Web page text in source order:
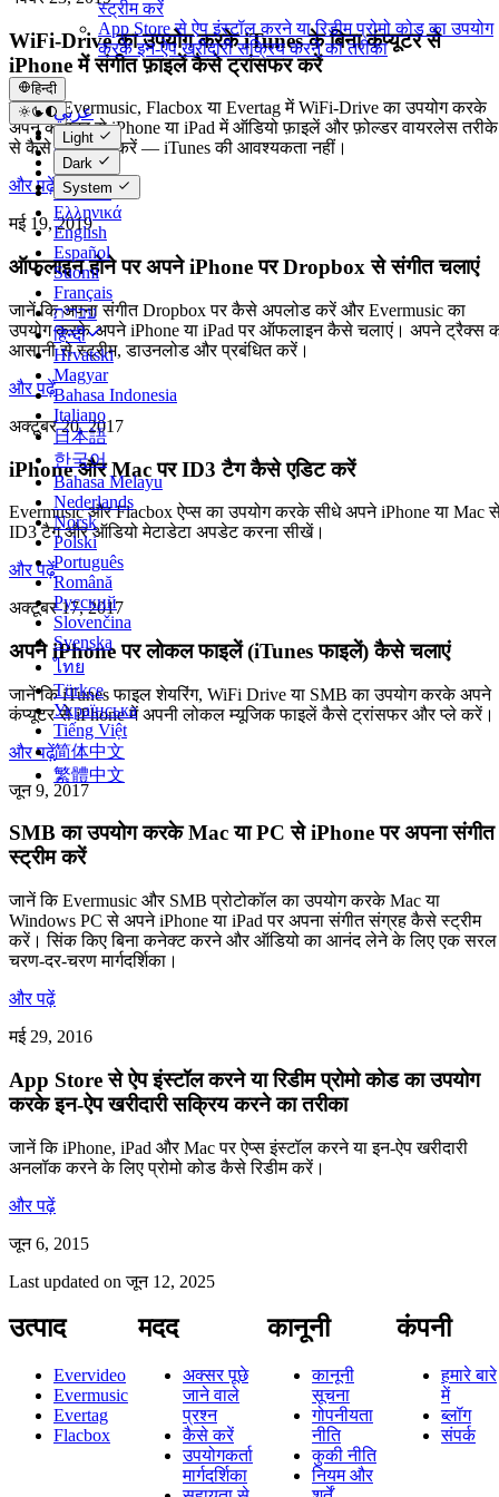
स्ट्रीम करें
App Store से ऐप इंस्टॉल करने या रिडीम प्रोमो कोड का उपयोग
करके इन-ऐप खरीदारी सक्रिय करने का तरीका
हिन्दी
عربي
Català
Čeština
Dansk
Deutsch
Ελληνικά
English
Español
Suomi
Français
עברית
हिन्दी
Hrvatski
Magyar
Bahasa Indonesia
Italiano
日本語
한국어
Bahasa Melayu
Nederlands
Norsk
Polski
Português
Română
Русский
Slovenčina
Svenska
ไทย
Türkçe
Українська
Tiếng Việt
简体中文
繁體中文
Light
Dark
System
WiFi-Drive का उपयोग करके iTunes के बिना कंप्यूटर से
iPhone में संगीत फ़ाइलें कैसे ट्रांसफर करें
जानें कि Evermusic, Flacbox या Evertag में WiFi-Drive का उपयोग करके
अपने कंप्यूटर से iPhone या iPad में ऑडियो फ़ाइलें और फ़ोल्डर वायरलेस तरीके
से कैसे ट्रांसफर करें — iTunes की आवश्यकता नहीं।
और पढ़ें
मई 19, 2019
ऑफलाइन होने पर अपने iPhone पर Dropbox से संगीत चलाएं
जानें कि अपना संगीत Dropbox पर कैसे अपलोड करें और Evermusic का
उपयोग करके अपने iPhone या iPad पर ऑफलाइन कैसे चलाएं। अपने ट्रैक्स
आसानी से स्ट्रीम, डाउनलोड और प्रबंधित करें।
और पढ़ें
अक्टूबर 20, 2017
iPhone और Mac पर ID3 टैग कैसे एडिट करें
Evermusic और Flacbox ऐप्स का उपयोग करके सीधे अपने iPhone या Mac
ID3 टैग और ऑडियो मेटाडेटा अपडेट करना सीखें।
और पढ़ें
अक्टूबर 17, 2017
अपने iPhone पर लोकल फाइलें (iTunes फाइलें) कैसे चलाएं
जानें कि iTunes फाइल शेयरिंग, WiFi Drive या SMB का उपयोग करके अपने
कंप्यूटर से iPhone में अपनी लोकल म्यूजिक फाइलें कैसे ट्रांसफर और प्ले करें।
और पढ़ें
जून 9, 2017
SMB का उपयोग करके Mac या PC से iPhone पर अपना संगीत
स्ट्रीम करें
जानें कि Evermusic और SMB प्रोटोकॉल का उपयोग करके Mac या
Windows PC से अपने iPhone या iPad पर अपना संगीत संग्रह कैसे स्ट्रीम
करें। सिंक किए बिना कनेक्ट करने और ऑडियो का आनंद लेने के लिए एक सरल
चरण-दर-चरण मार्गदर्शिका।
और पढ़ें
मई 29, 2016
App Store से ऐप इंस्टॉल करने या रिडीम प्रोमो कोड का उपयोग
करके इन-ऐप खरीदारी सक्रिय करने का तरीका
जानें कि iPhone, iPad और Mac पर ऐप्स इंस्टॉल करने या इन-ऐप खरीदारी
अनलॉक करने के लिए प्रोमो कोड कैसे रिडीम करें।
और पढ़ें
जून 6, 2015
Last updated onजून 12, 2025
उत्पाद
Evervideo
Evermusic
Evertag
Flacbox
मदद
अक्सर पूछे
जाने वाले
प्रश्न
कैसे करें
उपयोगकर्ता
मार्गदर्शिका
कानूनी
कानूनी
सूचना
गोपनीयता
नीति
कुकी नीति
नियम और
कंपनी
हमारे बारे
में
ब्लॉग
संपर्क